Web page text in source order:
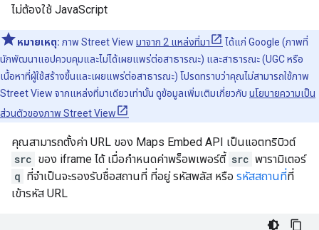
ไม่ต้องใช้ JavaScript
หมายเหตุ: ภาพ Street View มาจาก 2 แหล่งที่มา
ได้แก่ Google (ภาพที่
นักพัฒนาแอปควบคุมและไม่ได้เผยแพร่ต่อสาธารณะ) และสาธารณะ (UGC หรือ
เนื้อหาที่ผู้ใช้สร้างขึ้นและเผยแพร่ต่อสาธารณะ) โปรดทราบว่าคุณไม่สามารถใช้ภาพ
Street View จากแหล่งที่มาเดียวเท่านั้น ดูข้อมูลเพิ่มเติมเกี่ยวกับ นโยบายความเป็น
ส่วนตัวของภาพ Street View
คุณสามารถตั้งค่า URL ของ Maps Embed API เป็นแอตทริบิวต์
src ของ iframe ได้ เมื่อกำหนดค่าพร็อพเพอร์ตี้ src พารามิเตอร์
q ที่จำเป็นจะรองรับชื่อสถานที่ ที่อยู่ รหัสพลัส หรือ รหัสสถานที่ที่
เข้ารหัส URL